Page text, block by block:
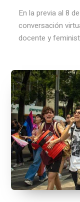
En la previa al 8
conversación
docente y